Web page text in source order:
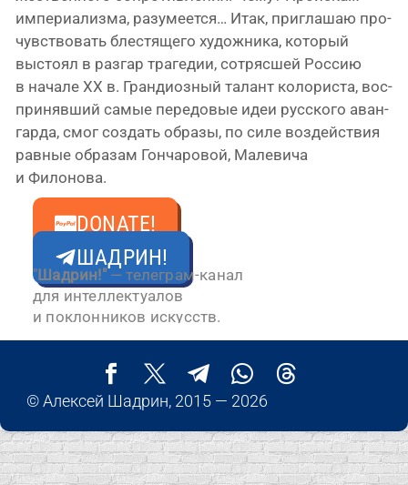
импе­ри­а­лиз­ма, разу­ме­ет­ся… Итак, при­гла­шаю про­
чув­ство­вать бле­стя­ще­го худож­ни­ка, кото­рый
высто­ял в раз­гар тра­ге­дии, сотряс­шей Россию
в нача­ле XX в. Грандиозный талант коло­ри­ста, вос­
при­няв­ший самые пере­до­вые идеи рус­ско­го аван­
гар­да, смог создать обра­зы, по силе воз­дей­ствия
рав­ные обра­зам Гончаровой, Малевича
и Филонова.
DONATE!
ШАДРИН!
"Шадрин!"— телеграм-канал
для интеллектуалов
и поклонников искусств.
© Алексей Шадрин, 2015 — 2026